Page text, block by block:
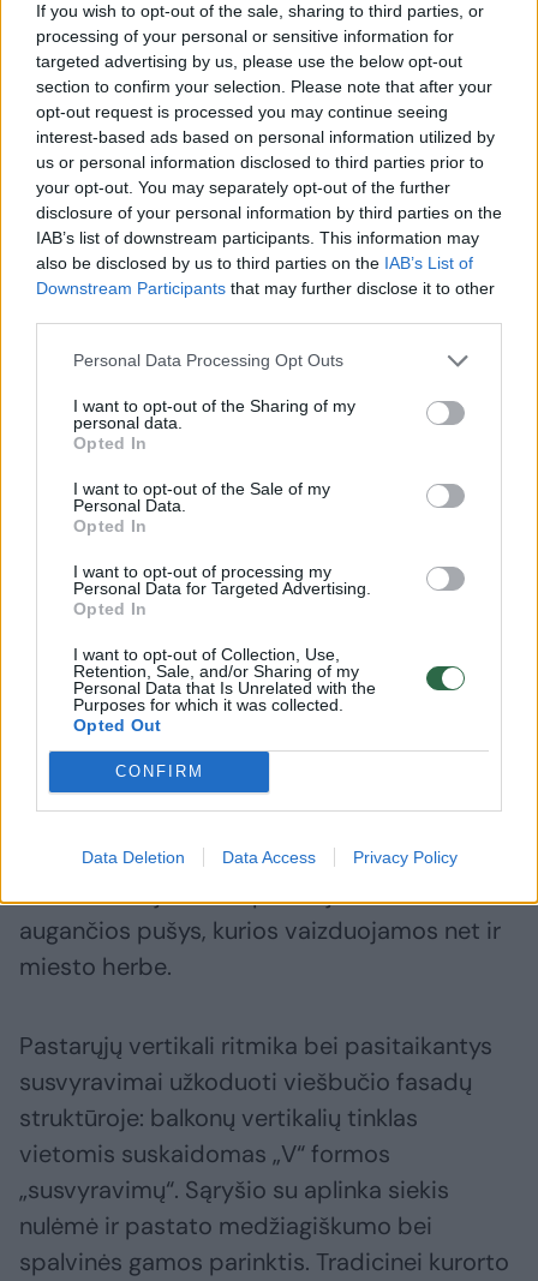
If you wish to opt-out of the sale, sharing to third parties, or
processing of your personal or sensitive information for
targeted advertising by us, please use the below opt-out
section to confirm your selection. Please note that after your
opt-out request is processed you may continue seeing
interest-based ads based on personal information utilized by
us or personal information disclosed to third parties prior to
your opt-out. You may separately opt-out of the further
disclosure of your personal information by third parties on the
IAB’s list of downstream participants. This information may
also be disclosed by us to third parties on the IAB’s List of
Downstream Participants that may further disclose it to other
Personal Data Processing Opt Outs
I want to opt-out of the Sharing of my
personal data.
Opted In
I want to opt-out of the Sale of my
Personal Data.
Opted In
I want to opt-out of processing my
Personal Data for Targeted Advertising.
Opted In
I want to opt-out of Collection, Use,
Retention, Sale, and/or Sharing of my
Personal Data that Is Unrelated with the
Purposes for which it was collected.
Opted Out
CONFIRM
Data Deletion Data Access Privacy Policy
skirtas ir pastato funkcijai – tai pirmas
viešbutis Šiaurės Europoje, kuris skirtas
miego sutrikimų gydymui. Komisijos įvertinta,
jog viešbutis ir jo specializuota gydymo
funkcija turi ypatingą poveikį socialiniu
aspektu, padeda spręsti vieną iš dažnai
nesureikšminamų sveikatos problemų.
kuri kankina nemažą dalį visuomenės,
Toks miego sutrikimų centras yra unikalus
Lietuvoje, socialiai atsakingas, atliepiantis
šiuolaikines visuomenės sveikatos
problemas.“ – Edgaras Neniškis, projekto
vadovas.
Pagyrimo vertas ir gebėjimas tvariomis
priemonėmis sukurti estetišką, kontekstui
jautrų architektūrinį organizmą. Tūrinę
pastato kompoziciją ir proporcijas nulėmė
architektų siekis išlaikyti istorinėms
medinėms viloms būdingą masteliškumą.
Kontekstualumas atsispindi ir fasadų
architektūroje – interpretuojamos kurorte
augančios pušys, kurios vaizduojamos net ir
miesto herbe.
Pastarųjų vertikali ritmika bei pasitaikantys
susvyravimai užkoduoti viešbučio fasadų
struktūroje: balkonų vertikalių tinklas
vietomis suskaidomas „V“ formos
„susvyravimų“. Sąryšio su aplinka siekis
nulėmė ir pastato medžiagiškumo bei
spalvinės gamos parinktis. Tradicinei kurorto